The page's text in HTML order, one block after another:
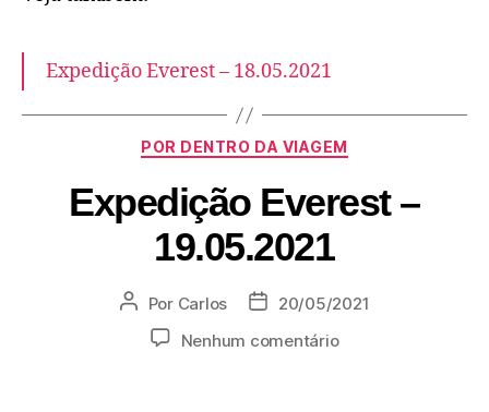
Expedição Everest – 18.05.2021
POR DENTRO DA VIAGEM
Expedição Everest –
19.05.2021
Por Carlos
20/05/2021
Nenhum comentário